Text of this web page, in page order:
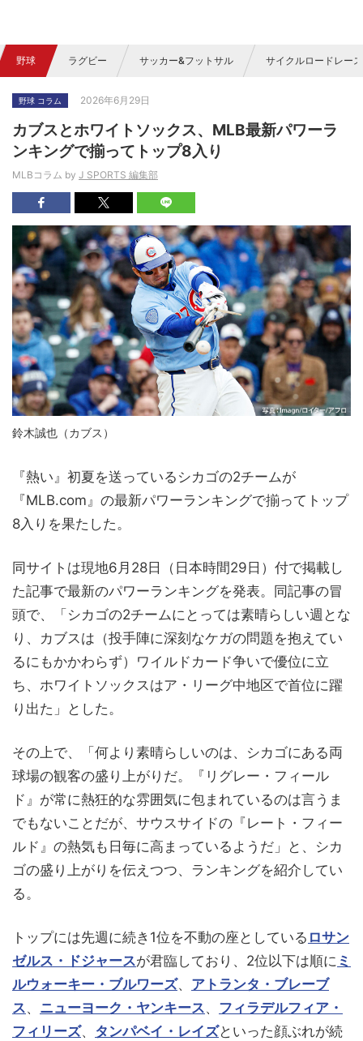
野球 ラグビー サッカー&フットサル サイクルロードレース
野球 コラム 2026年6月29日
カブスとホワイトソックス、MLB最新パワーラ
ンキングで揃ってトップ8入り
MLBコラム by J SPORTS 編集部
鈴木誠也（カブス）
『熱い』初夏を送っているシカゴの2チームが
『MLB.com』の最新パワーランキングで揃ってトップ
8入りを果たした。
同サイトは現地6月28日（日本時間29日）付で掲載し
た記事で最新のパワーランキングを発表。同記事の冒
頭で、「シカゴの2チームにとっては素晴らしい週とな
り、カブスは（投手陣に深刻なケガの問題を抱えてい
るにもかかわらず）ワイルドカード争いで優位に立
ち、ホワイトソックスはア・リーグ中地区で首位に躍
り出た」とした。
その上で、「何より素晴らしいのは、シカゴにある両
球場の観客の盛り上がりだ。『リグレー・フィール
ド』が常に熱狂的な雰囲気に包まれているのは言うま
でもないことだが、サウスサイドの『レート・フィー
ルド』の熱気も日毎に高まっているようだ」と、シカ
ゴの盛り上がりを伝えつつ、ランキングを紹介してい
る。
トップには先週に続き1位を不動の座としている ロサン
ゼルス・ドジャースが君臨しており、2位以下は順に ミ
ルウォーキー・ブルワーズ、 アトランタ・ブレーブ
ス、 ニューヨーク・ヤンキース、 フィラデルフィア・
フィリーズ、 タンパベイ・レイズといった顔ぶれが続